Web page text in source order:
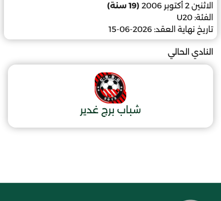
الاثنين 2 أكتوبر 2006
(19 سنة)
الفئة: U20
تاريخ نهاية العقد: 2026-06-15
النادي الحالي
شباب برج غدير